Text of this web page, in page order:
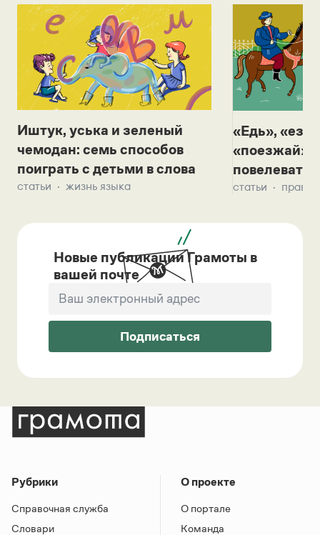
Иштук, уська и зеленый
чемодан: семь способов
поиграть с детьми в слова
статьи жизнь языка
«Едь»,
«поезжай»?
повелевать
статьи
Новые публикации Грамоты в
вашей почте
Подписаться
Рубрики
Справочная служба
Словари
О проекте
О портале
Команда